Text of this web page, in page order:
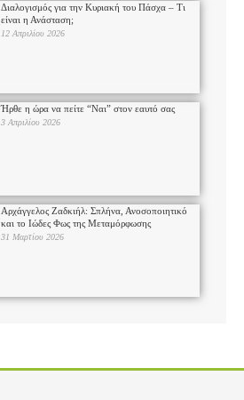
Διαλογισμός για την Κυριακή του Πάσχα – Τι
είναι η Ανάσταση;
12 Απριλίου 2026
Ήρθε η ώρα να πείτε “Ναι” στον εαυτό σας
3 Απριλίου 2026
Αρχάγγελος Ζαδκιήλ: Σπλήνα, Ανοσοποιητικό
και το Ιώδες Φως της Μεταμόρφωσης
31 Μαρτίου 2026